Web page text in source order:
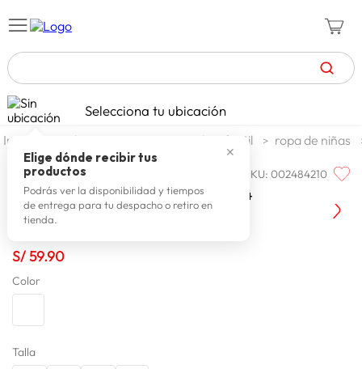
TÉRMINOS MÁS BUSCADOS
1. zapatillas mujer
2. celulares
3. zapatillas hombre
4. moda
7.
8.
9.
Selecciona tu ubicación
✕
Elige dónde recibir tus
productos
Podrás ver la disponibilidad y tiempos
de entrega para tu despacho o retiro en
tienda.
moda y accesorios moda infantil ropa de niñas
PIONIER SKU:002484210
Pionier Polo Jersey M/l Oxhana 54
S/59.90
Color
Talla